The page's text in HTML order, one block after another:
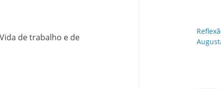
de trabalho e de